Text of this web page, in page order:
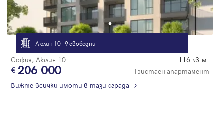
Люлин 10 - 9 свободни
София, Люлин 10 116 кв.м.
206 000
Тристаен апартамент
Вижте всички имоти в тази сграда